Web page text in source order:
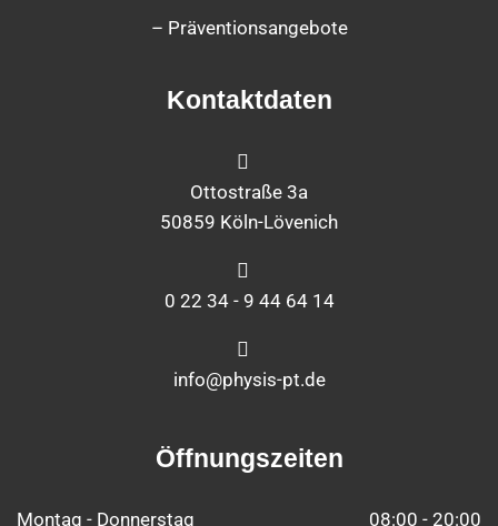
– Präventionsangebote
Kontaktdaten
Ottostraße 3a
50859 Köln-Lövenich
0 22 34 - 9 44 64 14
info@physis-pt.de
Öffnungszeiten
Montag - Donnerstag 08:00 - 20:00